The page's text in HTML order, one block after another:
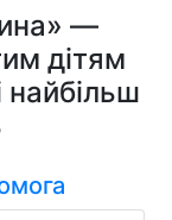
—
дітям
найбільш